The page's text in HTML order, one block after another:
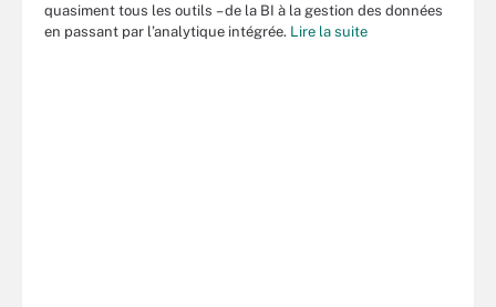
quasiment tous les outils – de la BI à la gestion des données
en passant par l’analytique intégrée. Lire la suite